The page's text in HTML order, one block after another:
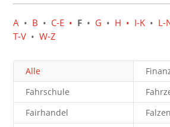
A • B • C-E • F • G • H • I-K • L-
T-V •W-Z
Alle
Fahrschule
Fairhandel
Falzen